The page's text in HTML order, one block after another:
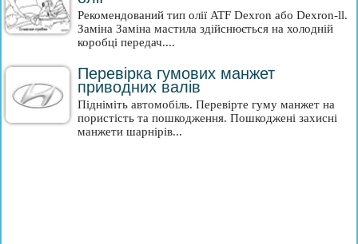
Рекомендований тип олії ATF Dexron або Dexron-ll.
Заміна Заміна мастила здійснюється на холодній
коробці передач....
Перевірка гумових манжет
приводних валів
Підніміть автомобіль. Перевірте гуму манжет на
пористість та пошкодження. Пошкоджені захисні
манжети шарнірів...